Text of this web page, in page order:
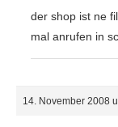
der shop ist ne
mal anrufen in
14. November 2008